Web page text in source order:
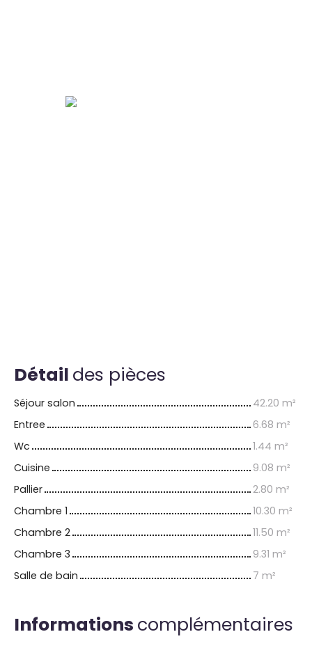
Détail des pièces
Séjour salon
42.20 m²
Entree
6.68 m²
Wc
1.44 m²
Cuisine
9.08 m²
Pallier
2.80 m²
Chambre 1
10.30 m²
Chambre 2
11.50 m²
Chambre 3
9.31 m²
Salle de bain
7 m²
Informations complémentaires